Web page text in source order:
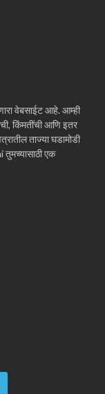
वेबसाईट आहे. आम्ही
किंमतींची आणि इतर
ताज्या घडामोडी
एक